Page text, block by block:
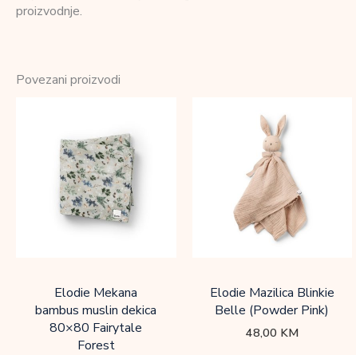
proizvodnje.
Povezani proizvodi
Elodie Mekana
bambus muslin dekica
80×80 Fairytale
Forest
Elodie Mazilica Blinkie
Belle (Powder Pink)
48,00 KM